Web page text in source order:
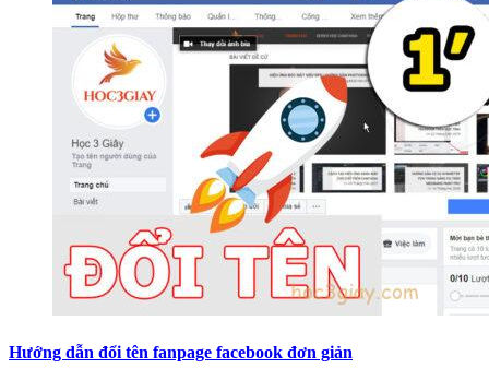
Hướng dẫn đổi tên fanpage facebook đơn giản